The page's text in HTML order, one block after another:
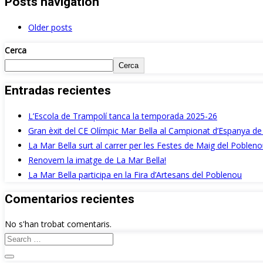
Older posts
Cerca
Cerca
Entradas recientes
L’Escola de Trampolí tanca la temporada 2025-26
Gran èxit del CE Olímpic Mar Bella al Campionat d’Espanya
La Mar Bella surt al carrer per les Festes de Maig del
Renovem la imatge de La Mar Bella!
La Mar Bella participa en la Fira d’Artesans del Poblenou
Comentarios recientes
No s'han trobat comentaris.